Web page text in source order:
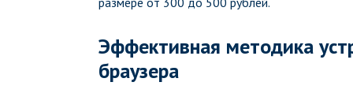
Эффективная методика
браузера